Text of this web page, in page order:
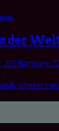
der
2023January